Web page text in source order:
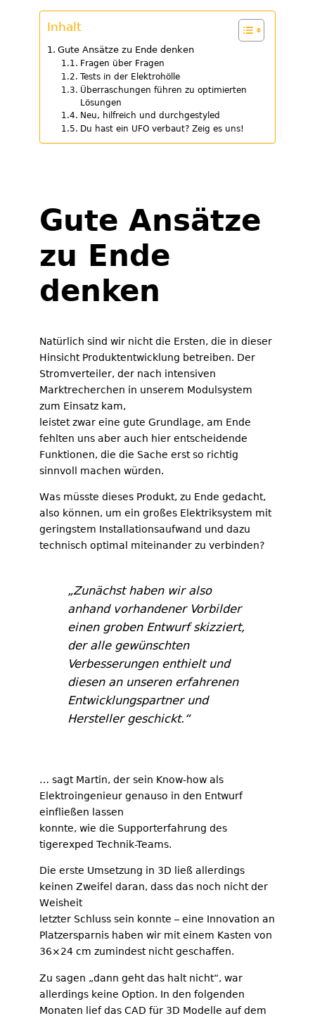
Inhalt
Gute Ansätze zu Ende denken
Fragen über Fragen
Tests in der Elektrohölle
Überraschungen führen zu optimierten
Lösungen
Neu, hilfreich und durchgestyled
Du hast ein UFO verbaut? Zeig es uns!
Gute Ansätze
zu Ende
denken
Natürlich sind wir nicht die Ersten, die in dieser
Hinsicht Produktentwicklung betreiben. Der
Stromverteiler, der nach intensiven
Marktrecherchen in unserem Modulsystem
zum Einsatz kam,
leistet zwar eine gute Grundlage, am Ende
fehlten uns aber auch hier entscheidende
Funktionen, die die Sache erst so richtig
sinnvoll machen würden.
Was müsste dieses Produkt, zu Ende gedacht,
also können, um ein großes Elektriksystem mit
geringstem Installationsaufwand und dazu
technisch optimal miteinander zu verbinden?
„Zunächst haben wir also
anhand vorhandener Vorbilder
einen groben Entwurf skizziert,
der alle gewünschten
Verbesserungen enthielt und
diesen an unseren erfahrenen
Entwicklungspartner und
Hersteller geschickt.“
… sagt Martin, der sein Know-how als
Elektroingenieur genauso in den Entwurf
einfließen lassen
konnte, wie die Supporterfahrung des
tigerexped Technik-Teams.
Die erste Umsetzung in 3D ließ allerdings
keinen Zweifel daran, dass das noch nicht der
Weisheit
letzter Schluss sein konnte – eine Innovation an
Platzersparnis haben wir mit einem Kasten von
36×24 cm zumindest nicht geschaffen.
Zu sagen „dann geht das halt nicht“, war
allerdings keine Option. In den folgenden
Monaten lief das CAD für 3D Modelle auf dem